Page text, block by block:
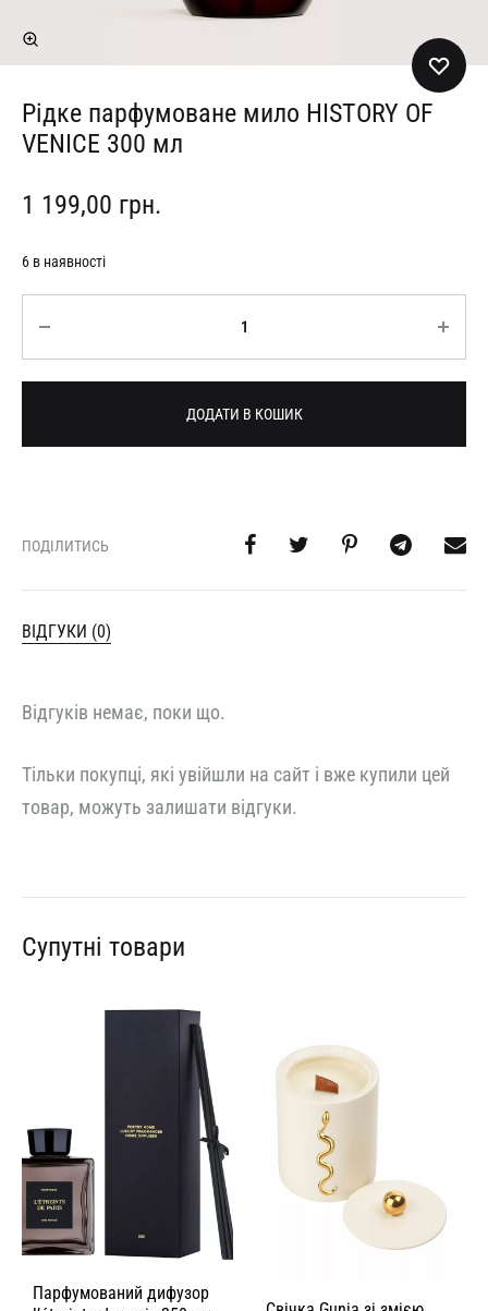
Рідке парфумоване мило HISTORY OF
VENICE 300 мл
1 199,00 грн.
6 в наявності
ДОДАТИ В КОШИК
ПОДІЛИТИСЬ
ВІДГУКИ (0)
Відгуків немає, поки що.
Тільки покупці, які увійшли на сайт і вже купили цей
товар, можуть залишати відгуки.
Супутні товари
Парфумований дифузор